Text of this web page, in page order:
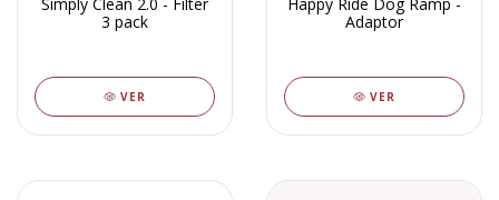
3 pack
VER
Adaptor
VER